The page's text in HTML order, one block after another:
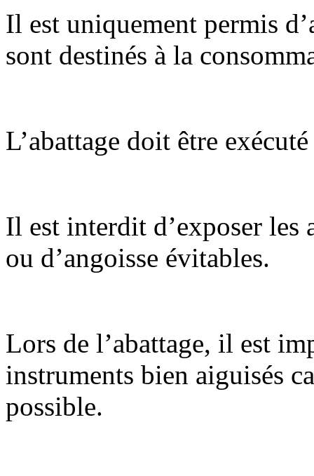
Il est uniquement permis
sont destinés à la
L’abattage doit être
Il est interdit d’exposer les
ou d’angoisse évitables.
Lors de l’abattage, il est
instruments bien aiguisés
possible.